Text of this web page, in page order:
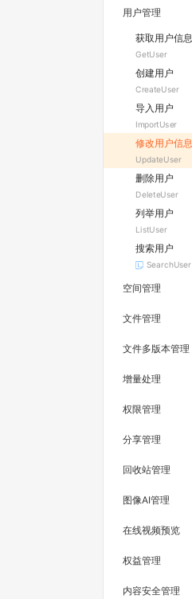
用户管理
获取用户信息
GetUser
创建用户
CreateUser
导入用户
ImportUser
修改用户信息
UpdateUser
删除用户
DeleteUser
列举用户
ListUser
搜索用户
SearchUser
空间管理
文件管理
文件多版本管理
增量处理
权限管理
分享管理
回收站管理
图像AI管理
在线视频预览
权益管理
内容安全管理